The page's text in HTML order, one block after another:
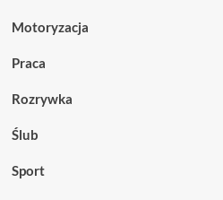
Motoryzacja
Praca
Rozrywka
Ślub
Sport